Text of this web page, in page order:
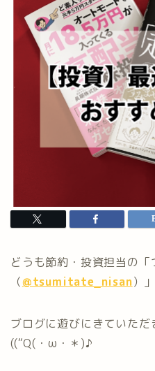
どうも節約・投資担当の「
（@tsumitate_nisan）
ブログに遊びにきていた
((“Q(・ω・＊)♪